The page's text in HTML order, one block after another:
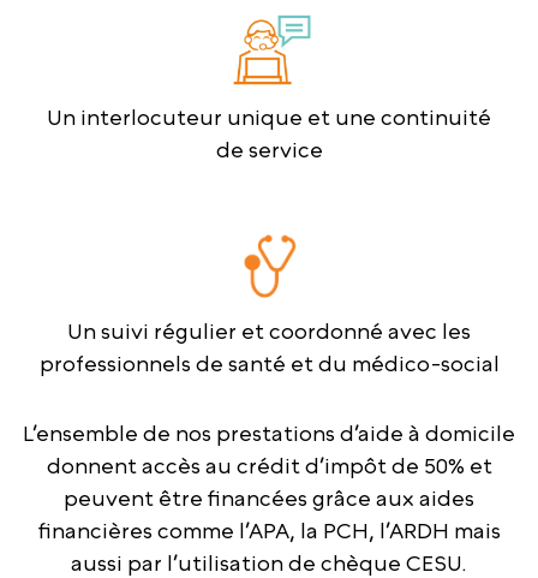
Un interlocuteur unique et une continuité
de service
Un suivi régulier et coordonné avec les
professionnels de santé et du médico-social
L’ensemble de nos prestations d’aide à domicile
donnent accès au crédit d’impôt de 50% et
peuvent être financées grâce aux aides
financières comme l’APA, la PCH, l’ARDH mais
aussi par l’utilisation de chèque CESU.